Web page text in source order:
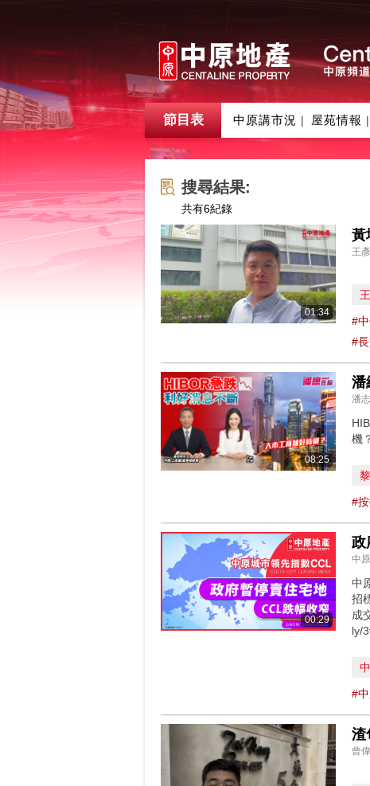
節目表 中原講市況 | 屋苑情報 |
搜尋結果:
共有6紀錄
01:34
黃
王
#
#
08:25
潘
潘
機
#
00:29
政
中
中
招
成
ly/
#
渣
曾